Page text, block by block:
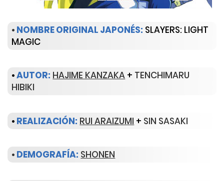
• NOMBRE ORIGINAL JAPONÉS: SLAYERS: LIGHT
MAGIC
•AUTOR: HAJIME KANZAKA + TENCHIMARU
HIBIKI
• REALIZACIÓN: RUI ARAIZUMI + SIN SASAKI
• DEMOGRAFÍA: SHONEN